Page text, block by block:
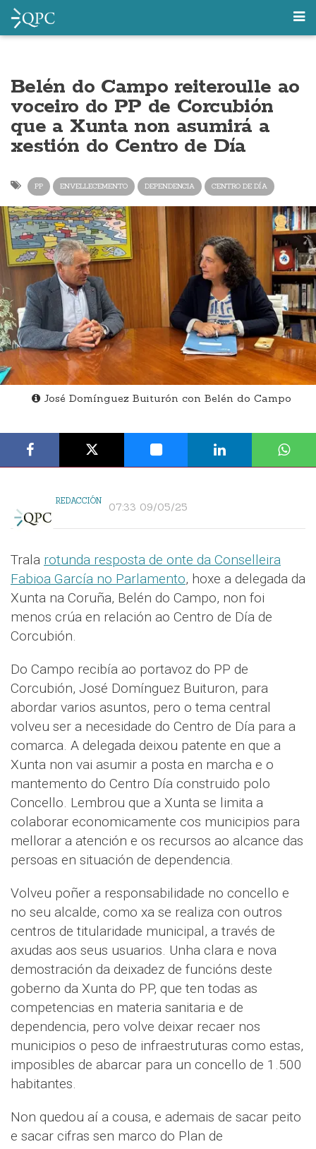
Belén do Campo reiteroulle ao
voceiro do PP de Corcubión
que a Xunta non asumirá a
xestión do Centro de Día
PP ENVELLECEMENTO DEPENDENCIA CENTRO DE DÍA
José Domínguez Buiturón con Belén do Campo
REDACCIÓN 07:33 09/05/25
Trala rotunda resposta de onte da Conselleira
Fabioa García no Parlamento, hoxe a delegada da
Xunta na Coruña, Belén do Campo, non foi
menos crúa en relación ao Centro de Día de
Corcubión.
Do Campo recibía ao portavoz do PP de
Corcubión, José Domínguez Buituron, para
abordar varios asuntos, pero o tema central
volveu ser a necesidade do Centro de Día para a
comarca. A delegada deixou patente en que a
Xunta non vai asumir a posta en marcha e o
mantemento do Centro Día construido polo
Concello. Lembrou que a Xunta se limita a
colaborar economicamente cos municipios para
mellorar a atención e os recursos ao alcance das
persoas en situación de dependencia.
Volveu poñer a responsabilidade no concello e
no seu alcalde, como xa se realiza con outros
centros de titularidade municipal, a través de
axudas aos seus usuarios. Unha clara e nova
demostración da deixadez de funcións deste
goberno da Xunta do PP, que ten todas as
competencias en materia sanitaria e de
dependencia, pero volve deixar recaer nos
municipios o peso de infraestruturas como estas,
imposibles de abarcar para un concello de 1.500
habitantes.
Non quedou aí a cousa, e ademais de sacar peito
e sacar cifras sen marco do Plan de